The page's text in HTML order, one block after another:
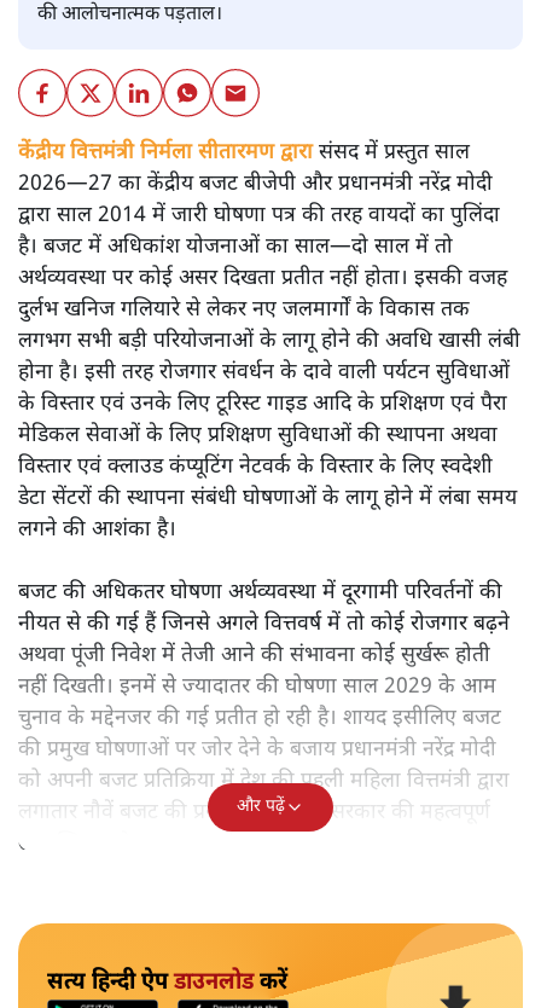
की आलोचनात्मक पड़ताल।
केंद्रीय वित्तमंत्री निर्मला सीतारमण द्वारासंसद में प्रस्तुत साल
2026—27 का केंद्रीय बजट बीजेपी और प्रधानमंत्री नरेंद्र मोदी
द्वारा साल 2014 में जारी घोषणा पत्र की तरह वायदों का पुलिंदा
है। बजट में अधिकांश योजनाओं का साल—दो साल में तो
अर्थव्यवस्था पर कोई असर दिखता प्रतीत नहीं होता। इसकी वजह
दुर्लभ खनिज गलियारे से लेकर नए जलमार्गों के विकास तक
लगभग सभी बड़ी परियोजनाओं के लागू होने की अवधि खासी लंबी
होना है। इसी तरह रोजगार संवर्धन के दावे वाली पर्यटन सुविधाओं
के विस्तार एवं उनके लिए टूरिस्ट गाइड आदि के प्रशिक्षण एवं पैरा
मेडिकल सेवाओं के लिए प्रशिक्षण सुविधाओं की स्थापना अथवा
विस्तार एवं क्लाउड कंप्यूटिंग नेटवर्क के विस्तार के लिए स्वदेशी
डेटा सेंटरों की स्थापना संबंधी घोषणाओं के लागू होने में लंबा समय
लगने की आशंका है।
बजट की अधिकतर घोषणा अर्थव्यवस्था में दूरगामी परिवर्तनों की
नीयत से की गई हैं जिनसे अगले वित्तवर्ष में तो कोई रोजगार बढ़ने
अथवा पूंजी निवेश में तेजी आने की संभावना कोई सुर्खरू होती
नहीं दिखती। इनमें से ज्यादातर की घोषणा साल 2029 के आम
चुनाव के मद्देनजर की गई प्रतीत हो रही है। शायद इसीलिए बजट
की प्रमुख घोषणाओं पर जोर देने के बजाय प्रधानमंत्री नरेंद्र मोदी
को अपनी बजट प्रतिक्रिया में देश की पहली महिला वित्तमंत्री द्वारा
लगातार नौवें बजट की प्रस्तुति को अपनी सरकार की महत्वपूर्ण
उपलब्धि बताने पर मजबूर होना पड़ा।
और पढ़ें
सत्य हिन्दी ऐपडाउनलोडकरें